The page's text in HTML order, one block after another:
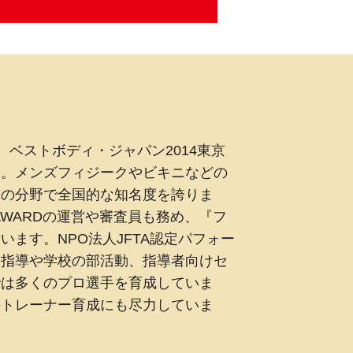
ベストボディ・ジャパン2014東京
メンズフィジークやビキニなどの
分野で全国的な知名度を誇りま
の運営や審査員も務め、『フ
ます。NPO法人JFTA認定パフォー
導や学校の部活動、指導者向けセ
多くのプロ選手を育成していま
レーナー育成にも尽力していま